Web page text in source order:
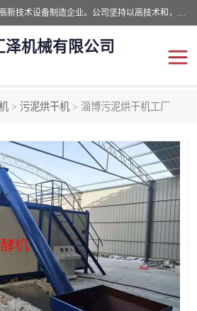
诸城汇泽机械有限公司是一家高新技术设备制造企业。公司坚持以高技术和，高服务于用户，以的环保机械制造设备赢的用户的信赖。现在主要生产死亡畜禽无害化处理和立式和卧式有机肥设备，搅拌机，烘干机，高温发酵机等。污水处理设备，固液分离机。气浮机，化制机等。公司秉承品质，用户至上，科技创新的经营理。
泽机械有限公司
> 污泥烘干机 > 淄博污泥烘干机工厂
有机肥设备
机 粪污烘干酶体机
纳米膜发酵
分子膜堆肥仓